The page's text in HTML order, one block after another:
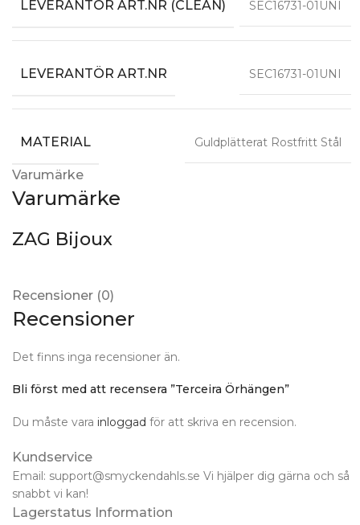
LEVERANTÖR ART.NR (CLEAN) SEC16731-01UNI
LEVERANTÖR ART.NR SEC16731-01UNI
MATERIAL Guldplätterat Rostfritt Stål
Varumärke
Varumärke
ZAG Bijoux
Recensioner (0)
Recensioner
Det finns inga recensioner än.
Bli först med att recensera ”Terceira Örhängen”
Du måste vara inloggad för att skriva en recension.
Kundservice
Email: support@smyckendahls.se Vi hjälper dig gärna och så
snabbt vi kan!
Lagerstatus Information